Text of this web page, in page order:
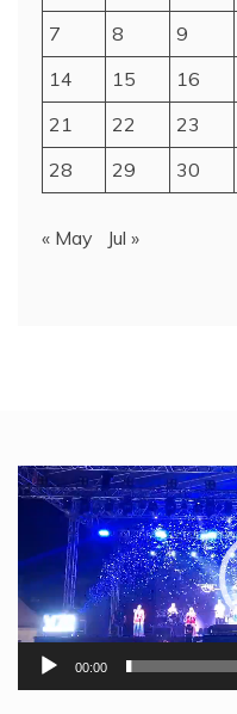
7
8 9
14
15 16
21
22 23
28
29 30
« May Jul »
Video
Player
00:00